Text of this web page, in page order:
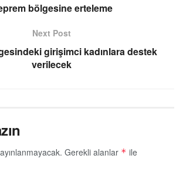
bölgesine erteleme
Next Post
girişimci kadınlara destek
verilecek
Gerekli alanlar * ile